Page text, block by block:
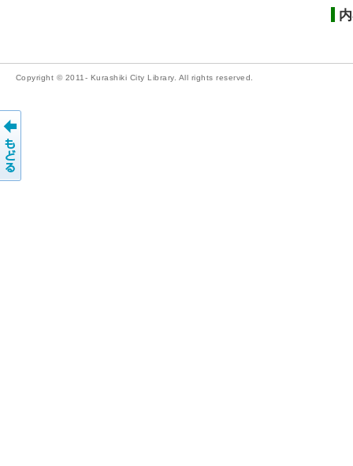
Copyright © 2011- Kurashiki City Library. All rights reserved.